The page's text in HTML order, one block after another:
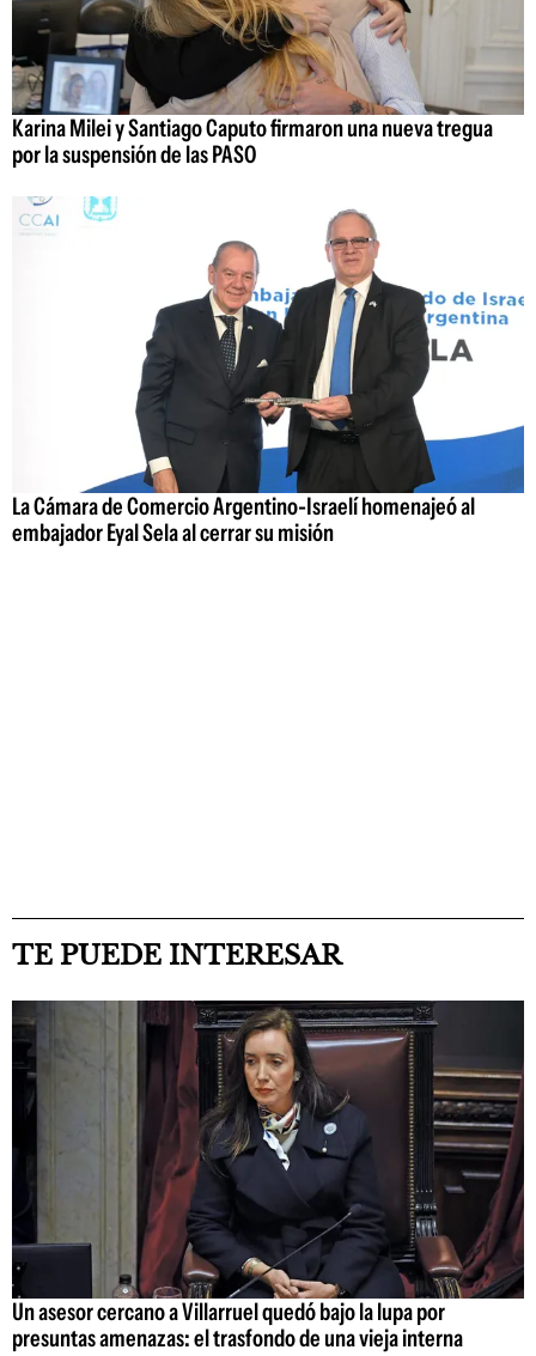
Karina Milei y Santiago Caputo firmaron una nueva tregua
por la suspensión de las PASO
La Cámara de Comercio Argentino-Israelí homenajeó al
embajador Eyal Sela al cerrar su misión
TE PUEDE INTERESAR
Un asesor cercano a Villarruel quedó bajo la lupa por
presuntas amenazas: el trasfondo de una vieja interna